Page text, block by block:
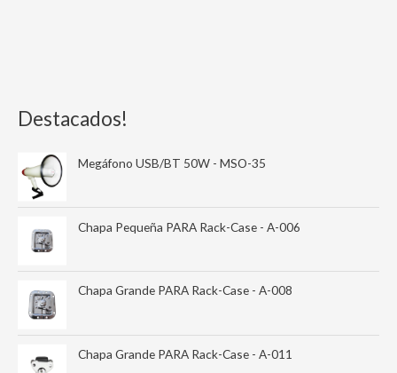
Destacados!
Megáfono USB/BT 50W - MSO-35
Chapa Pequeña PARA Rack-Case - A-006
Chapa Grande PARA Rack-Case - A-008
Chapa Grande PARA Rack-Case - A-011